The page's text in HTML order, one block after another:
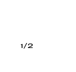
1/2